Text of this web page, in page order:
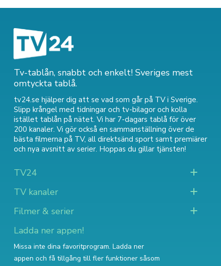
Tv-tablån, snabbt och enkelt! Sveriges mest
omtyckta tablå.
tv24.se hjälper dig att se vad som går på TV i Sverige.
Slipp krångel med tidningar och tv-bilagor och kolla
istället tablån på nätet. Vi har 7-dagars tablå för över
200 kanaler. Vi gör också en sammanställning över de
bästa filmerna på TV, all direktsänd sport samt premiärer
och nya avsnitt av serier. Hoppas du gillar tjänsten!
TV24
TV kanaler
Filmer & serier
Ladda ner appen!
Missa inte dina favoritprogram. Ladda ner
appen och få tillgång till fler funktioner såsom